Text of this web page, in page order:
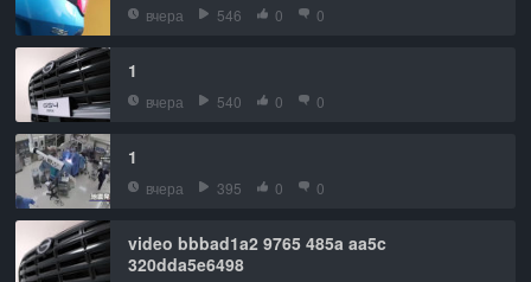
вчера 546 0 0
1
вчера 540 0 0
1
вчера 395 0 0
video bbbad1a2 9765 485a aa5c
320dda5e6498